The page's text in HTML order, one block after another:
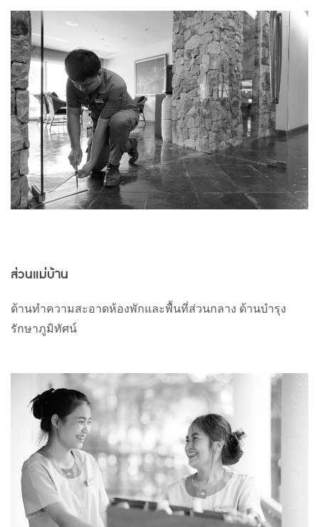
ส่วนแม่บ้าน
ด้านทำความสะอาดห้องพักและพื้นที่ส่วนกลาง ด้านบำรุง
รักษาภูมิทัศน์